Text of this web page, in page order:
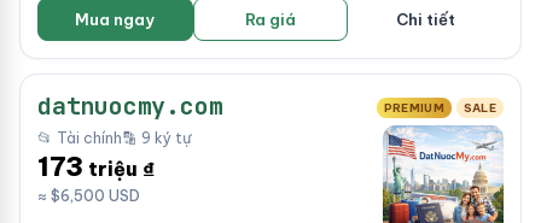
Mua ngay Ra giá Chi tiết
datnuocmy.com PREMIUM SALE
📂 Tài chính🔡 9 ký tự
173 triệu ₫
≈ $6,500 USD